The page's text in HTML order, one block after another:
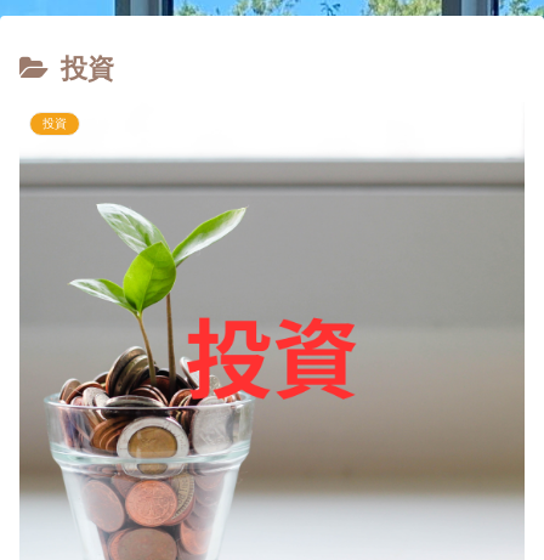
投資
投資